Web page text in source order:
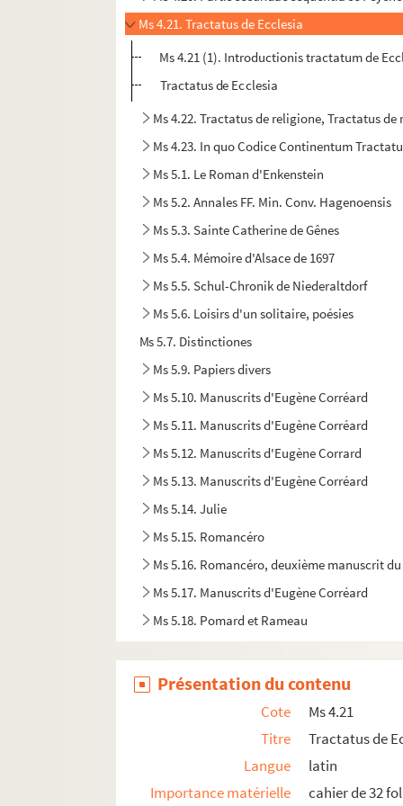
Ms 4.21. Tractatus de Ecclesia
Ms 4.21 (1). Introductionis tractatum de
Tractatus de Ecclesia
Ms 4.22. Tractatus de religione, Tractatus de
Ms 4.23. In quo Codice Continentum
Ms 5.1. Le Roman d'Enkenstein
Ms 5.2. Annales FF. Min. Conv. Hagenoensis
Ms 5.3. Sainte Catherine de Gênes
Ms 5.4. Mémoire d'Alsace de 1697
Ms 5.5. Schul-Chronik de Niederaltdorf
Ms 5.6. Loisirs d'un solitaire, poésies
Ms 5.7. Distinctiones
Ms 5.9. Papiers divers
Ms 5.10. Manuscrits d'Eugène Corréard
Ms 5.11. Manuscrits d'Eugène Corréard
Ms 5.12. Manuscrits d'Eugène Corrard
Ms 5.13. Manuscrits d'Eugène Corréard
Ms 5.14. Julie
Ms 5.15. Romancéro
Ms 5.16. Romancéro, deuxième manuscrit
Ms 5.17. Manuscrits d'Eugène Corréard
Ms 5.18. Pomard et Rameau
Ms 5.20. Manuscrits d'Eugène Corréard
Ms 5.21. Manuscrits d'Eugène Corréard
Ms 5.22. Manuscrits d'Eugène Corréard
Ms 5.23. Georgette
Ms 5.24. Le rendez-vous de Camembert
Présentation du contenu
Cote
Ms 4.21
Titre
Tractatus de
Langue
latin
Importance matérielle
cahier de 32